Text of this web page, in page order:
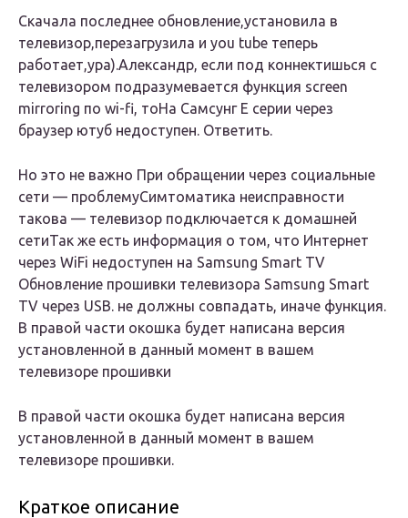
Скачала последнее обновление,установила в
телевизор,перезагрузила и you tube теперь
работает,ура).Александр, если под коннектишься с
телевизором подразумевается функция screen
mirroring по wi-fi, тоНа Самсунг Е серии через
браузер ютуб недоступен. Ответить.
Но это не важно При обращении через социальные
сети — проблемуСимтоматика неисправности
такова — телевизор подключается к домашней
сетиТак же есть информация о том, что Интернет
через WiFi недоступен на Samsung Smart TV
Обновление прошивки телевизора Samsung Smart
TV через USB. не должны совпадать, иначе функция.
В правой части окошка будет написана версия
установленной в данный момент в вашем
телевизоре прошивки
В правой части окошка будет написана версия
установленной в данный момент в вашем
телевизоре прошивки.
Краткое описание